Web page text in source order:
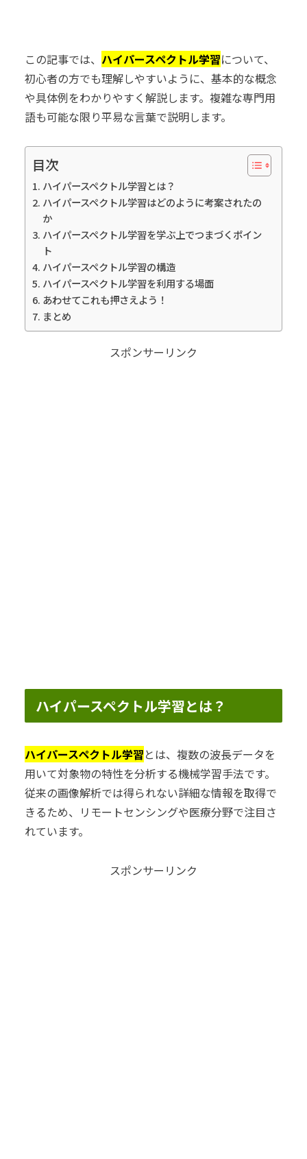
この記事では、 ハイパースペクトル学習について、
初心者の方でも理解しやすいように、基本的な概念
や具体例をわかりやすく解説します。複雑な専門用
語も可能な限り平易な言葉で説明します。
目次
ハイパースペクトル学習とは？
ハイパースペクトル学習はどのように考案されたの
か
ハイパースペクトル学習を学ぶ上でつまづくポイン
ト
ハイパースペクトル学習の構造
ハイパースペクトル学習を利用する場面
あわせてこれも押さえよう！
まとめ
スポンサーリンク
ハイパースペクトル学習とは？
ハイパースペクトル学習とは、複数の波長データを
用いて対象物の特性を分析する機械学習手法です。
従来の画像解析では得られない詳細な情報を取得で
きるため、リモートセンシングや医療分野で注目さ
れています。
スポンサーリンク